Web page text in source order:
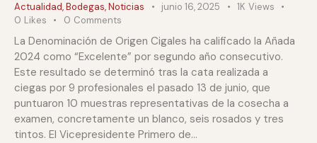
Actualidad,Bodegas,Noticias junio 16, 2025 1K Views
0 Likes 0 Comments
La Denominación de Origen Cigales ha calificado la Añada
2024 como “Excelente” por segundo año consecutivo.
Este resultado se determinó tras la cata realizada a
ciegas por 9 profesionales el pasado 13 de junio, que
puntuaron 10 muestras representativas de la cosecha a
examen, concretamente un blanco, seis rosados y tres
tintos. El Vicepresidente Primero de…